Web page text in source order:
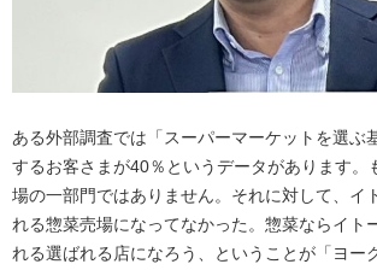
ある外部調査では「スーパーマーケットを選ぶ
するお客さまが40％というデータがあります。
場の一部門ではありません。それに対して、イ
れる惣菜売場になってなかった。惣菜ならイト
れる選ばれる店になろう、ということが「ヨー